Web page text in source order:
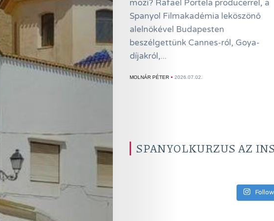
mozi? Rafael Portela producerrel, a
Spanyol Filmakadémia leköszönő
alelnökével Budapesten
beszélgettünk Cannes-ról, Goya-
díjakról,...
MOLNÁR PÉTER 2026.07.02.
SPANYOLKURZUS AZ